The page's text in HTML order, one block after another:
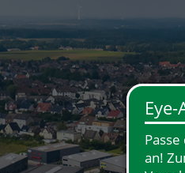
Schnellsuche